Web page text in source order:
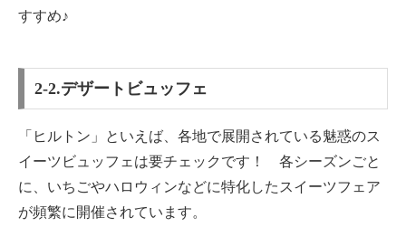
すすめ♪
2-2.デザートビュッフェ
「ヒルトン」といえば、各地で展開されている魅惑のス
イーツビュッフェは要チェックです！ 各シーズンごと
に、いちごやハロウィンなどに特化したスイーツフェア
が頻繁に開催されています。